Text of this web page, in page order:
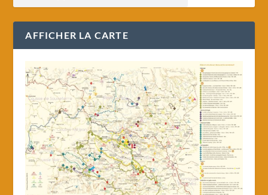
AFFICHER LA CARTE